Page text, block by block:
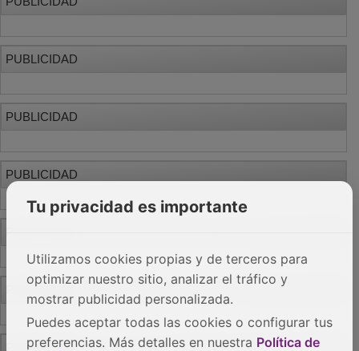
Tu privacidad es importante
Utilizamos cookies propias y de terceros para
optimizar nuestro sitio, analizar el tráfico y
mostrar publicidad personalizada.
Puedes aceptar todas las cookies o configurar tus
preferencias. Más detalles en nuestra Política de